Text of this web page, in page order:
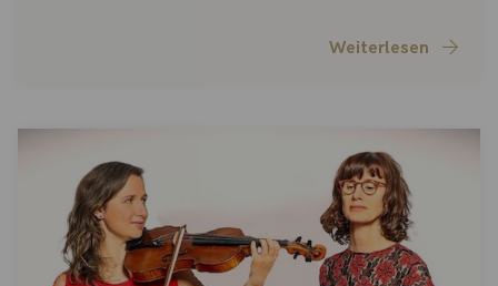
Weiterlesen